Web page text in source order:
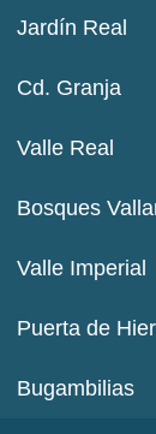
Jardín Real
Cd. Granja
Valle Real
Bosques
Valle Imperial
Puerta de
Bugambilias